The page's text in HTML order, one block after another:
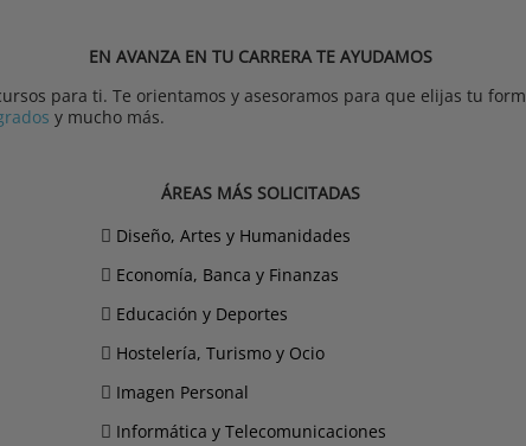
EN AVANZA EN TU CARRERA TE AYUDAMOS
para ti. Te orientamos y asesoramos para que elijas tu
y mucho más.
ÁREAS MÁS SOLICITADAS
Diseño, Artes y Humanidades
Economía, Banca y Finanzas
Educación y Deportes
Hostelería, Turismo y Ocio
Imagen Personal
Informática y Telecomunicaciones